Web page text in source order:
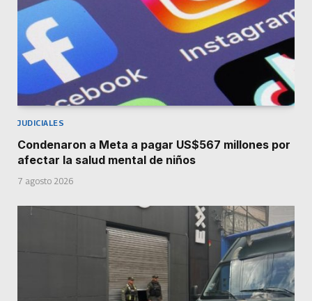
JUDICIALES
Condenaron a Meta a pagar US$567 millones por
afectar la salud mental de niños
7 agosto 2026